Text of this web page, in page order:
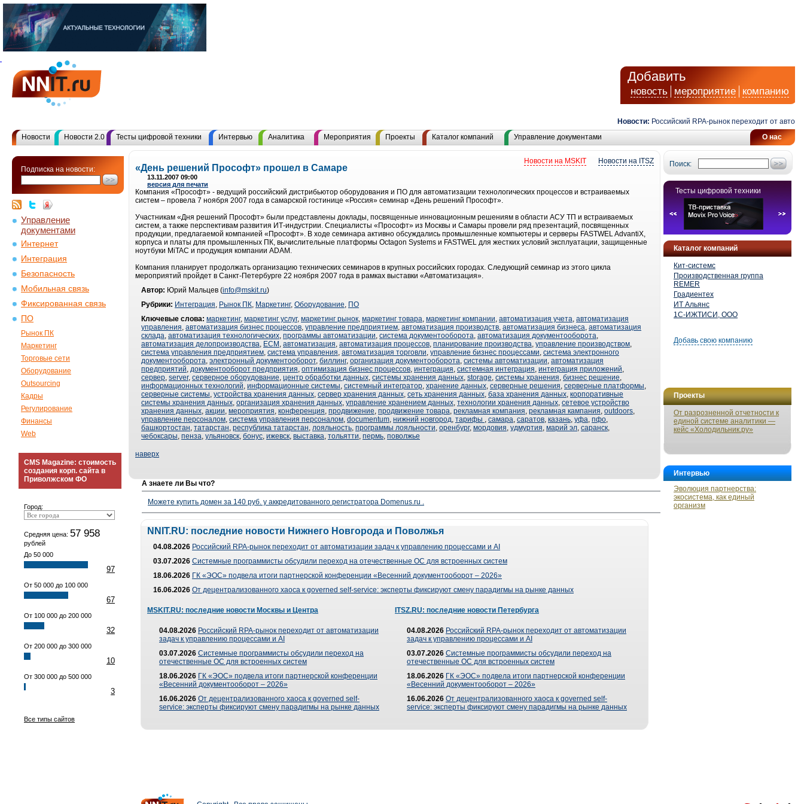
Добавить
новость мероприятие компанию
Новости: Российский RPA-рынок переходит от
О нас
Новости Новости 2.0 Тесты цифровой техники Интервью Аналитика Мероприятия Проекты Каталог компаний Управление документами
Подписка на новости:
Управление
документами
Интернет
Интеграция
Безопасность
Мобильная связь
Фиксированная связь
ПО
Рынок ПК
Маркетинг
Торговые сети
Оборудование
Outsourcing
Кадры
Регулирование
Финансы
Web
CMS Magazine: стоимость
создания корп. сайта в
Приволжском ФО
Город:
Средняя цена: 57 958
рублей
До 50 000
97
От 50 000 до 100 000
67
От 100 000 до 200 000
32
От 200 000 до 300 000
10
От 300 000 до 500 000
3
Все типы сайтов
Поиск:
Тесты цифровой техники
Каталог компаний
Кит-системс
Производственная группа
REMER
Градиентех
ИТ Альянс
1С-ИЖТИСИ, ООО
Добавь свою компанию
Проекты
От разрозненной отчетности к
единой системе аналитики —
кейс «Холодильник.ру»
Интервью
Эволюция партнерства:
экосистема, как единый
организм
Новости на ITSZ
Новости на MSKIT
«День решений Прософт» прошел в Самаре
13.11.2007 09:00
версия для печати
Компания «Прософт» - ведущий российский дистрибьютор оборудования и ПО для автоматизации технологических процессов и встраиваемых
систем – провела 7 ноября 2007 года в самарской гостинице «Россия» семинар «День решений Прософт».
Участникам «Дня решений Прософт» были представлены доклады, посвященные инновационным решениям в области АСУ ТП и встраиваемых
систем, а также перспективам развития ИТ-индустрии. Специалисты «Прософт» из Москвы и Самары провели ряд презентаций, посвященных
продукции, предлагаемой компанией «Прософт». В ходе семинара активно обсуждались промышленные компьютеры и серверы FASTWEL AdvantiX,
корпуса и платы для промышленных ПК, вычислительные платформы Octagon Systems и FASTWEL для жестких условий эксплуатации, защищенные
ноутбуки MiTAC и продукция компании ADAM.
Компания планирует продолжать организацию технических семинаров в крупных российских городах. Следующий семинар из этого цикла
мероприятий пройдет в Санкт-Петербурге 22 ноября 2007 года в рамках выставки «Автоматизация».
Автор: Юрий Мальцев (info@mskit.ru)
Рубрики: Интеграция, Рынок ПК, Маркетинг, Оборудование, ПО
Ключевые слова: маркетинг, маркетинг услуг, маркетинг рынок, маркетинг товара, маркетинг компании, автоматизация учета, автоматизация
управления, автоматизация бизнес процессов, управление предприятием, автоматизация производств, автоматизация бизнеса, автоматизация
склада, автоматизация технологических, программы автоматизации, система документооборота, автоматизация документооборота,
автоматизация делопроизводства, ECM , автоматизация, автоматизация процессов, планирование производства, управление производством,
система управления предприятием, система управления, автоматизация торговли, управление бизнес процессами, система электронного
документооборота, электронный документооборот, биллинг, организация документооборота, системы автоматизации, автоматизация
предприятий, документооборот предприятия, оптимизация бизнес процессов, интеграция, системная интеграция, интеграция приложений,
сервер, server, серверное оборудование, центр обработки данных, системы хранения данных, storage, системы хранения, бизнес решение,
информационных технологий, информационные системы, системный интегратор, хранение данных, серверные решения, серверные платформы,
серверные системы, устройства хранения данных, сервер хранения данных, сеть хранения данных, база хранения данных, корпоративные
системы хранения данных, организация хранения данных, управление хранением данных, технологии хранения данных, сетевое устройство
хранения данных, акции, мероприятия, конференция, продвижение, продвижение товара, рекламная компания, рекламная кампания, outdoors,
управление персоналом, система управления персоналом, documentum, нижний новгород, тарифы , самара, саратов, казань, уфа, пфо,
башкортостан, татарстан, республика татарстан, лояльность, программы лояльности, оренбург, мордовия, удмуртия, марий эл, саранск,
чебоксары, пенза, ульяновск, бонус, ижевск, выставка, тольятти, пермь, поволжье
наверх
А знаете ли Вы что?
Можете купить домен за 140 руб. у аккредитованного регистратора Domenus.ru .
NNIT.RU: последние новости Нижнего Новгорода и Поволжья
04.08.2026 Российский RPA-рынок переходит от автоматизации задач к управлению процессами и AI
03.07.2026 Системные программисты обсудили переход на отечественные ОС для встроенных систем
18.06.2026 ГК «ЭОС» подвела итоги партнерской конференции «Весенний документооборот – 2026»
16.06.2026 От децентрализованного хаоса к governed self-service: эксперты фиксируют смену парадигмы на рынке данных
MSKIT.RU: последние новости Москвы и Центра
04.08.2026 Российский RPA-рынок переходит от автоматизации
задач к управлению процессами и AI
03.07.2026 Системные программисты обсудили переход на
отечественные ОС для встроенных систем
18.06.2026 ГК «ЭОС» подвела итоги партнерской конференции
«Весенний документооборот – 2026»
16.06.2026 От децентрализованного хаоса к governed self-
service: эксперты фиксируют смену парадигмы на рынке данных
ITSZ.RU: последние новости Петербурга
04.08.2026 Российский RPA-рынок переходит от автоматизации
задач к управлению процессами и AI
03.07.2026 Системные программисты обсудили переход на
отечественные ОС для встроенных систем
18.06.2026 ГК «ЭОС» подвела итоги партнерской конференции
«Весенний документооборот – 2026»
16.06.2026 От децентрализованного хаоса к governed self-
service: эксперты фиксируют смену парадигмы на рынке данных